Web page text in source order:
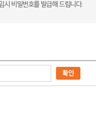
시 비밀번호를 발급해 드립니다.
확인